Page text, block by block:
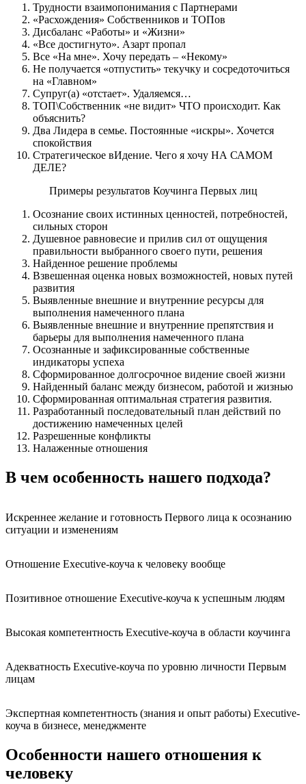
Трудности взаимопонимания с Партнерами
«Расхождения» Собственников и ТОПов
Дисбаланс «Работы» и «Жизни»
«Все достигнуто». Азарт пропал
Все «На мне». Хочу передать – «Некому»
Не получается «отпустить» текучку и сосредоточиться
на «Главном»
Супруг(а) «отстает». Удаляемся…
ТОП\Собственник «не видит» ЧТО происходит. Как
объяснить?
Два Лидера в семье. Постоянные «искры». Хочется
спокойствия
Стратегическое вИдение. Чего я хочу НА САМОМ
ДЕЛЕ?
Примеры результатов Коучинга Первых лиц
Осознание своих истинных ценностей, потребностей,
сильных сторон
Душевное равновесие и прилив сил от ощущения
правильности выбранного своего пути, решения
Найденное решение проблемы
Взвешенная оценка новых возможностей, новых путей
развития
Выявленные внешние и внутренние ресурсы для
выполнения намеченного плана
Выявленные внешние и внутренние препятствия и
барьеры для выполнения намеченного плана
Осознанные и зафиксированные собственные
индикаторы успеха
Сформированное долгосрочное видение своей жизни
Найденный баланс между бизнесом, работой и жизнью
Сформированная оптимальная стратегия развития.
Разработанный последовательный план действий по
достижению намеченных целей
Разрешенные конфликты
Налаженные отношения
В чем особенность нашего подхода?
Искреннее желание и готовность Первого лица к осознанию
ситуации и изменениям
Отношение Executive-коуча к человеку вообще
Позитивное отношение Executive-коуча к успешным людям
Высокая компетентность Executive-коуча в области коучинга
Адекватность Executive-коуча по уровню личности Первым
лицам
Экспертная компетентность (знания и опыт работы) Executive-
коуча в бизнесе, менеджменте
Особенности нашего отношения к
человеку